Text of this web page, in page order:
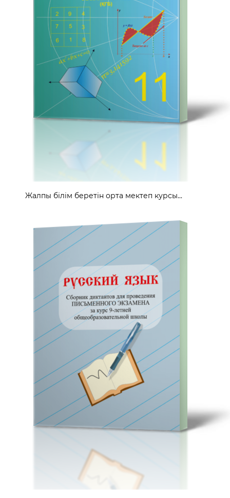
Жалпы білім беретін орта мектеп курсы...